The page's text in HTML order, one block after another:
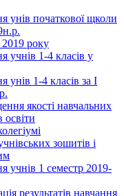
унів початкової щколи
року
учнів 1-4 класів у
унів 1-4 класів за І
якості навчальних
освіти
зошитів і
учнів 1 семестр 2019-
результатів навчання